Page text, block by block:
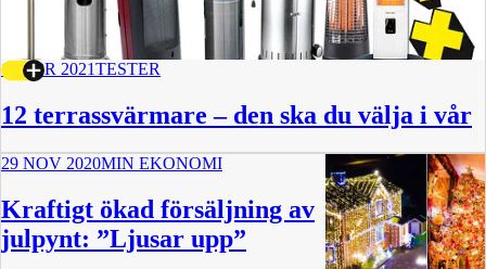
13 APR 2021TESTER
12 terrassvärmare – den ska du välja i vår
29 NOV 2020MIN EKONOMI
Kraftigt ökad försäljning av
julpynt: ”Ljusar upp”